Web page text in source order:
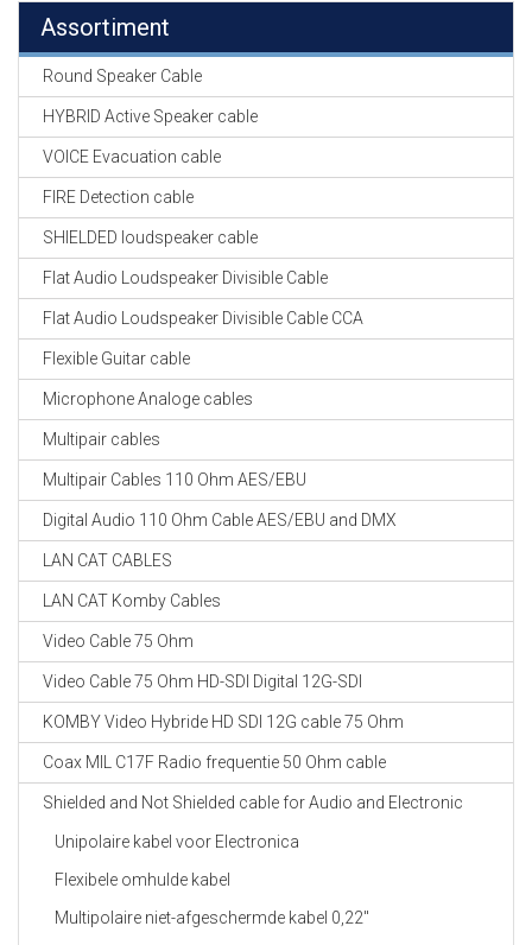
Assortiment
Round Speaker Cable
HYBRID Active Speaker cable
VOICE Evacuation cable
FIRE Detection cable
SHIELDED loudspeaker cable
Flat Audio Loudspeaker Divisible Cable
Flat Audio Loudspeaker Divisible Cable CCA
Flexible Guitar cable
Microphone Analoge cables
Multipair cables
Multipair Cables 110 Ohm AES/EBU
Digital Audio 110 Ohm Cable AES/EBU and DMX
LAN CAT CABLES
LAN CAT Komby Cables
Video Cable 75 Ohm
Video Cable 75 Ohm HD-SDI Digital 12G-SDI
KOMBY Video Hybride HD SDI 12G cable 75 Ohm
Coax MIL C17F Radio frequentie 50 Ohm cable
Shielded and Not Shielded cable for Audio and Electronic
Unipolaire kabel voor Electronica
Flexibele omhulde kabel
Multipolaire niet-afgeschermde kabel 0,22"